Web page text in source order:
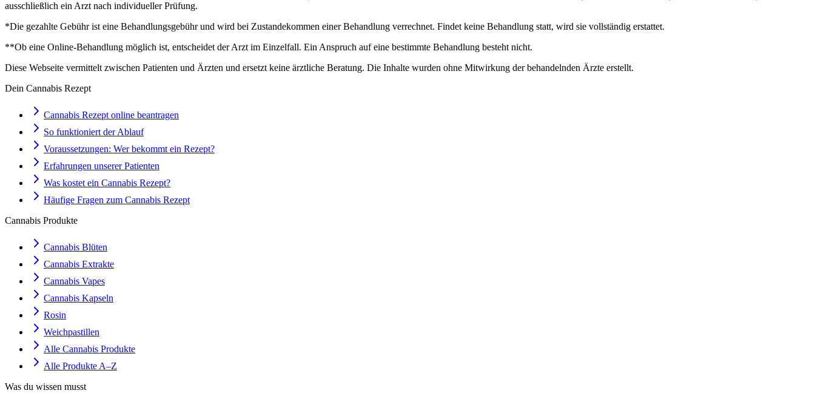
ausschließlich ein Arzt nach individueller Prüfung.
*Die gezahlte Gebühr ist eine Behandlungsgebühr und wird bei Zustandekommen einer Behandlung verrechnet. Findet keine Behandlung statt, wird sie vollständig erstattet.
**Ob eine Online-Behandlung möglich ist, entscheidet der Arzt im Einzelfall. Ein Anspruch auf eine bestimmte Behandlung besteht nicht.
Diese Webseite vermittelt zwischen Patienten und Ärzten und ersetzt keine ärztliche Beratung. Die Inhalte wurden ohne Mitwirkung der behandelnden Ärzte erstellt.
Dein Cannabis Rezept
Cannabis Rezept online beantragen
So funktioniert der Ablauf
Voraussetzungen: Wer bekommt ein Rezept?
Erfahrungen unserer Patienten
Was kostet ein Cannabis Rezept?
Häufige Fragen zum Cannabis Rezept
Cannabis Produkte
Cannabis Blüten
Cannabis Extrakte
Cannabis Vapes
Cannabis Kapseln
Rosin
Weichpastillen
Alle Cannabis Produkte
Alle Produkte A–Z
Was du wissen musst